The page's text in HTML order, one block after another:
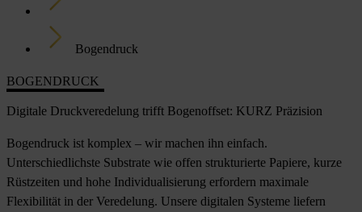
Bogendruck
BOGENDRUCK
Digitale Druckveredelung trifft Bogenoffset: KURZ Präzision
Bogendruck ist komplex – wir machen ihn einfach.
Unterschiedlichste Substrate wie offen strukturierte Papiere, kurze
Rüstzeiten und hohe Individualisierung erfordern maximale
Flexibilität in der Veredelung. Unsere digitalen Systeme liefern